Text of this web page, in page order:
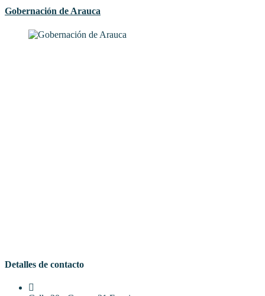
Gobernación de Arauca
Detalles de contacto